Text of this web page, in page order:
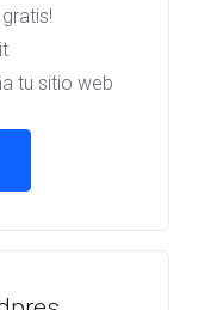
tu sitio web